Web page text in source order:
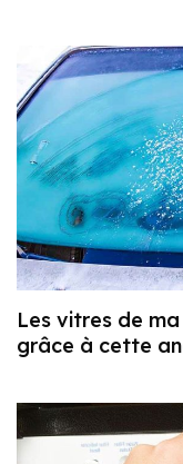
Les vitres de
grâce à cette